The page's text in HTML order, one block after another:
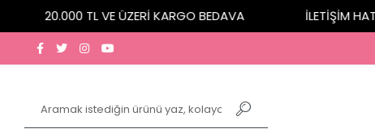
20.000 TL VE ÜZERİ KARGO BEDAVA İLETİŞİM